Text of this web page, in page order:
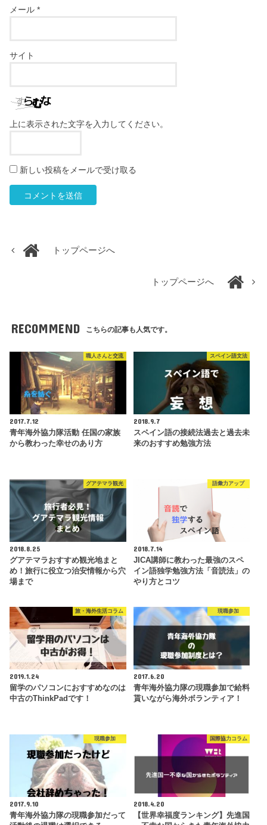
メール*
サイト
上に表示された文字を入力してください。
新しい投稿をメールで受け取る
トップページへ
トップページへ
RECOMMEND こちらの記事も人気です。
職人さんと交流
2017.7.12
青年海外協力隊活動 任国の家族
から教わった幸せのあり方
スペイン語文法
2018.9.7
スペイン語の接続法過去と過去未
来のおすすめ勉強方法
グアテマラ観光
2018.8.25
グアテマラおすすめ観光地まと
め！旅行に役立つ治安情報から穴
場まで
語彙力アップ
2018.7.14
JICA講師に教わった最強のスペ
イン語独学勉強方法「音読法」の
やり方とコツ
旅・海外生活コラム
2019.1.24
留学のパソコンにおすすめなのは
中古のThinkPadです！
現職参加
2017.6.20
青年海外協力隊の現職参加で給料
貰いながら海外ボランティア！
現職参加
2017.9.10
青年海外協力隊の現職参加だって
国際協力コラム
2018.4.20
【世界幸福度ランキング】先進国